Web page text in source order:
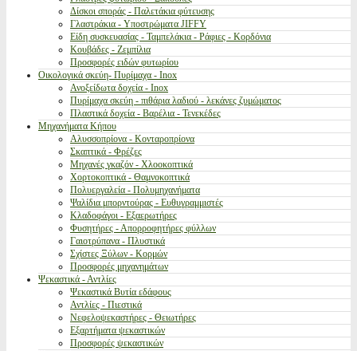
Δίσκοι σποράς - Παλετάκια φύτευσης
Γλαστράκια - Υποστρώματα JIFFY
Είδη συσκευασίας - Ταμπελάκια - Ράφιες - Κορδόνια
Κουβάδες - Ζεμπίλια
Προσφορές ειδών φυτωρίου
Οικολογικά σκεύη- Πυρίμαχα - Inox
Ανοξείδωτα δοχεία - Inox
Πυρίμαχα σκεύη - πιθάρια λαδιού - λεκάνες ζυμώματος
Πλαστικά δοχεία - Βαρέλια - Τενεκέδες
Μηχανήματα Κήπου
Αλυσσοπρίονα - Κονταροπρίονα
Σκαπτικά - Φρέζες
Μηχανές γκαζόν - Χλοοκοπτικά
Χορτοκοπτικά - Θαμνοκοπτικά
Πολυεργαλεία - Πολυμηχανήματα
Ψαλίδια μπορντούρας - Ευθυγραμμιστές
Κλαδοφάγοι - Εξαερωτήρες
Φυσητήρες - Απορροφητήρες φύλλων
Γαιοτρύπανα - Πλυστικά
Σχίστες Ξύλων - Κορμών
Προσφορές μηχανημάτων
Ψεκαστικά - Αντλίες
Ψεκαστικά Βυτία εδάφους
Αντλίες - Πιεστικά
Νεφελοψεκαστήρες - Θειωτήρες
Εξαρτήματα ψεκαστικών
Προσφορές ψεκαστικών